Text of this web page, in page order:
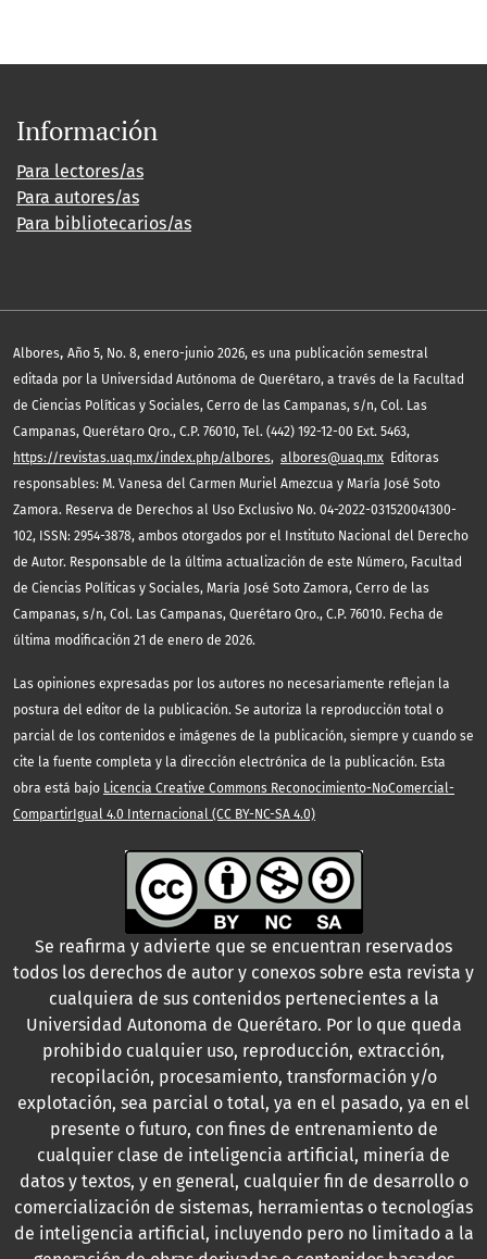
Información
Para lectores/as
Para autores/as
Para bibliotecarios/as
Albores, Año 5, No. 8, enero-junio 2026, es una publicación semestral
editada por la Universidad Autónoma de Querétaro, a través de la Facultad
de Ciencias Políticas y Sociales, Cerro de las Campanas, s/n, Col. Las
Campanas, Querétaro Qro., C.P. 76010, Tel. (442) 192-12-00 Ext. 5463,
https://revistas.uaq.mx/index.php/albores, albores@uaq.mx Editoras
responsables: M. Vanesa del Carmen Muriel Amezcua y María José Soto
Zamora. Reserva de Derechos al Uso Exclusivo No. 04-2022-031520041300-
102, ISSN: 2954-3878, ambos otorgados por el Instituto Nacional del Derecho
de Autor. Responsable de la última actualización de este Número, Facultad
de Ciencias Políticas y Sociales, María José Soto Zamora, Cerro de las
Campanas, s/n, Col. Las Campanas, Querétaro Qro., C.P. 76010. Fecha de
última modificación 21 de enero de 2026.
Las opiniones expresadas por los autores no necesariamente reflejan la
postura del editor de la publicación. Se autoriza la reproducción total o
parcial de los contenidos e imágenes de la publicación, siempre y cuando se
cite la fuente completa y la dirección electrónica de la publicación. Esta
obra está bajo Licencia Creative Commons Reconocimiento-NoComercial-
CompartirIgual 4.0 Internacional (CC BY-NC-SA 4.0)
Se reafirma y advierte que se encuentran reservados
todos los derechos de autor y conexos sobre esta revista y
cualquiera de sus contenidos pertenecientes a la
Universidad Autonoma de Querétaro. Por lo que queda
prohibido cualquier uso, reproducción, extracción,
recopilación, procesamiento, transformación y/o
explotación, sea parcial o total, ya en el pasado, ya en el
presente o futuro, con fines de entrenamiento de
cualquier clase de inteligencia artificial, minería de
datos y textos, y en general, cualquier fin de desarrollo o
comercialización de sistemas, herramientas o tecnologías
de inteligencia artificial, incluyendo pero no limitado a la